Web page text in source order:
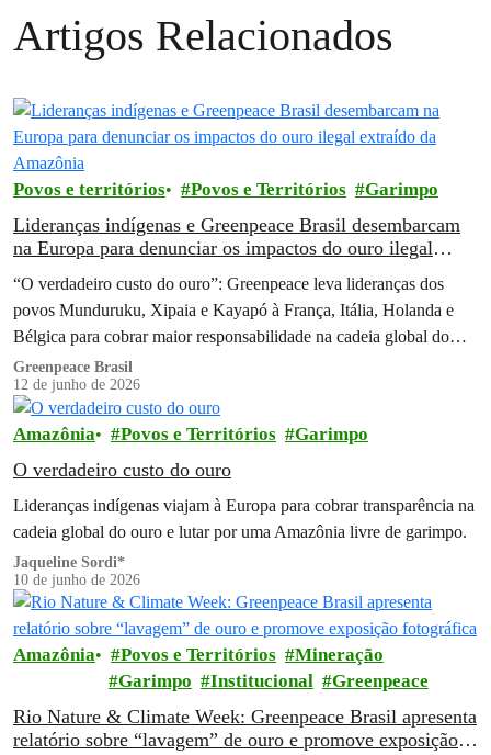
Artigos Relacionados
Povos e territórios Povos e Territórios Garimpo
Lideranças indígenas e Greenpeace Brasil desembarcam
na Europa para denunciar os impactos do ouro ilegal
“O verdadeiro custo do ouro”: Greenpeace leva lideranças dos
povos Munduruku, Xipaia e Kayapó à França, Itália, Holanda e
Bélgica para cobrar maior responsabilidade na cadeia global do
ouro brasileiro
Greenpeace Brasil
12 de junho de 2026
Amazônia Povos e Territórios Garimpo
O verdadeiro custo do ouro
Lideranças indígenas viajam à Europa para cobrar transparência na
cadeia global do ouro e lutar por uma Amazônia livre de garimpo.
Jaqueline Sordi*
10 de junho de 2026
Amazônia Povos e Territórios
Mineração
Garimpo
Institucional Greenpeace
Rio Nature & Climate Week: Greenpeace Brasil apresenta
relatório sobre “lavagem” de ouro e promove exposição